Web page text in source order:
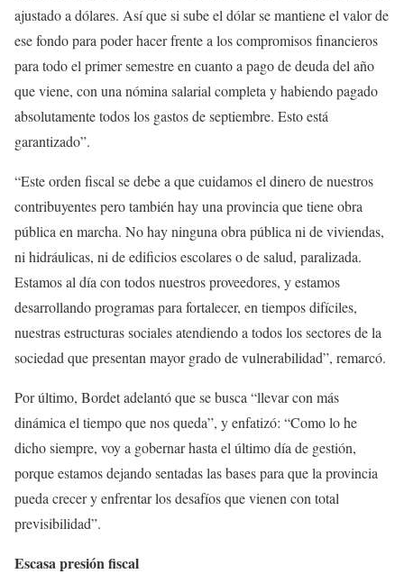
ajustado a dólares. Así que si sube el dólar se mantiene el valor de
ese fondo para poder hacer frente a los compromisos financieros
para todo el primer semestre en cuanto a pago de deuda del año
que viene, con una nómina salarial completa y habiendo pagado
absolutamente todos los gastos de septiembre. Esto está
garantizado”.
“Este orden fiscal se debe a que cuidamos el dinero de nuestros
contribuyentes pero también hay una provincia que tiene obra
pública en marcha. No hay ninguna obra pública ni de viviendas,
ni hidráulicas, ni de edificios escolares o de salud, paralizada.
Estamos al día con todos nuestros proveedores, y estamos
desarrollando programas para fortalecer, en tiempos difíciles,
nuestras estructuras sociales atendiendo a todos los sectores de la
sociedad que presentan mayor grado de vulnerabilidad”, remarcó.
Por último, Bordet adelantó que se busca “llevar con más
dinámica el tiempo que nos queda”, y enfatizó: “Como lo he
dicho siempre, voy a gobernar hasta el último día de gestión,
porque estamos dejando sentadas las bases para que la provincia
pueda crecer y enfrentar los desafíos que vienen con total
previsibilidad”.
Escasa presión fiscal